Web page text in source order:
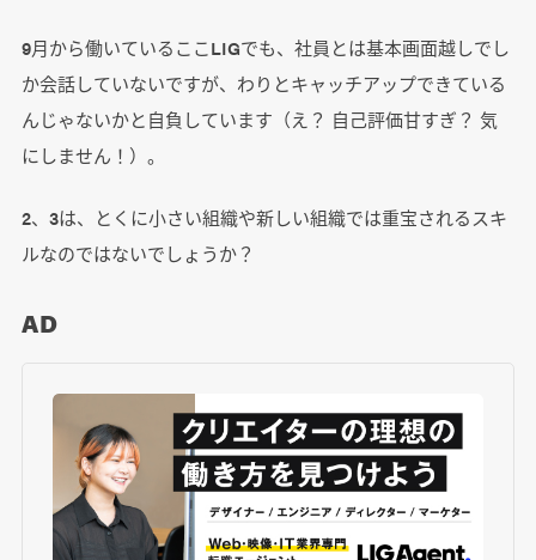
9月から働いているここLIGでも、社員とは基本画面越しでし
か会話していないですが、わりとキャッチアップできている
んじゃないかと自負しています（え？ 自己評価甘すぎ？ 気
にしません！）。
2、3は、とくに小さい組織や新しい組織では重宝されるスキ
ルなのではないでしょうか？
AD